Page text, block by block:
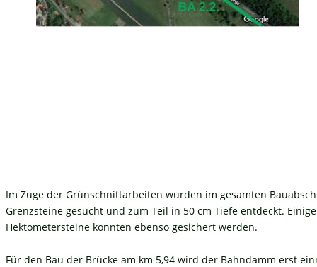
Im Zuge der Grünschnittarbeiten wurden im gesamten
Grenzsteine gesucht und zum Teil in 50 cm Tiefe entdeckt.
Hektometersteine konnten ebenso gesichert werden.
Für den Bau der Brücke am km 5,94 wird der Bahndamm erst